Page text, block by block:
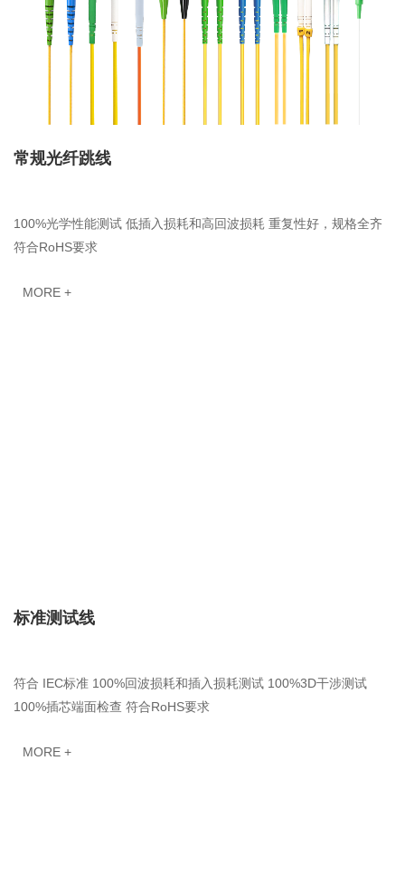
常规光纤跳线
100%光学性能测试 低插入损耗和高回波损耗 重复性好，规格全齐
符合RoHS要求
MORE +
标准测试线
符合 IEC标准 100%回波损耗和插入损耗测试 100%3D干涉测试
100%插芯端面检查 符合RoHS要求
MORE +